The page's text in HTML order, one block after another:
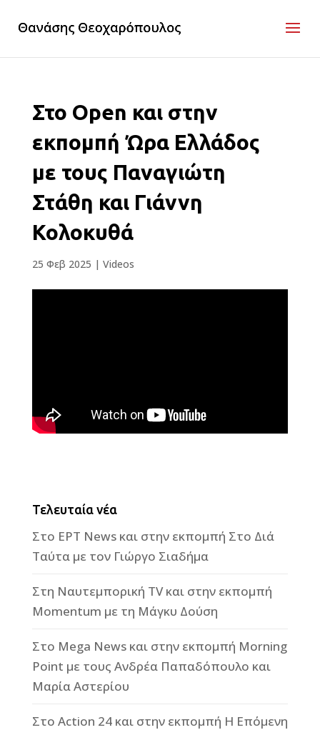
Στο Open και στην
εκπομπή Ώρα Ελλάδος
με τους Παναγιώτη
Στάθη και Γιάννη
Κολοκυθά
25 Φεβ 2025 | Videos
Τελευταία νέα
Στο ΕΡΤ News και στην εκπομπή Στο Διά
Ταύτα με τον Γιώργο Σιαδήμα
Στη Ναυτεμπορική TV και στην εκπομπή
Momentum με τη Μάγκυ Δούση
Στο Mega News και στην εκπομπή Morning
Point με τους Ανδρέα Παπαδόπουλο και
Μαρία Αστερίου
Στο Action 24 και στην εκπομπή Η Επόμενη